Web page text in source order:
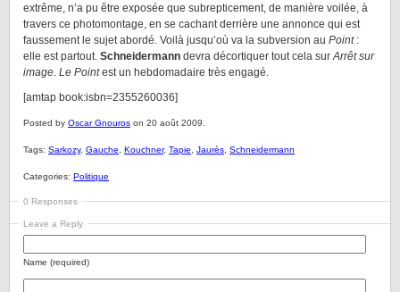
extrême, n’a pu être exposée que subrepticement, de manière voilée, à
travers ce photomontage, en se cachant derrière une annonce qui est
faussement le sujet abordé. Voilà jusqu’où va la subversion au Point:
elle est partout. Schneidermann devra décortiquer tout cela surArrêt sur
image. Le Pointest un hebdomadaire très engagé.
[amtap book:isbn=2355260036]
Posted by Oscar Gnouros on 20 août 2009.
Tags: Sarkozy, Gauche Kouchner, Tapie Jaurès Schneidermann
Categories: Politique
0 Responses
Leave a Reply
Name (required)